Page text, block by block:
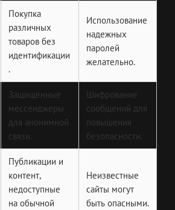
Покупка
различных
товаров без
идентификации
.
Использование
надежных
паролей
желательно.
Защищенные
мессенджеры
для анонимной
связи.
Шифрование
сообщений для
повышения
безопасности.
Публикации и
контент,
недоступные
на обычной
Неизвестные
сайты могут
быть опасными.